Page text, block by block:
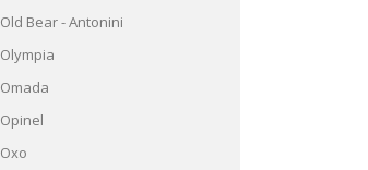
Old Bear - Antonini
Olympia
Omada
Opinel
Oxo